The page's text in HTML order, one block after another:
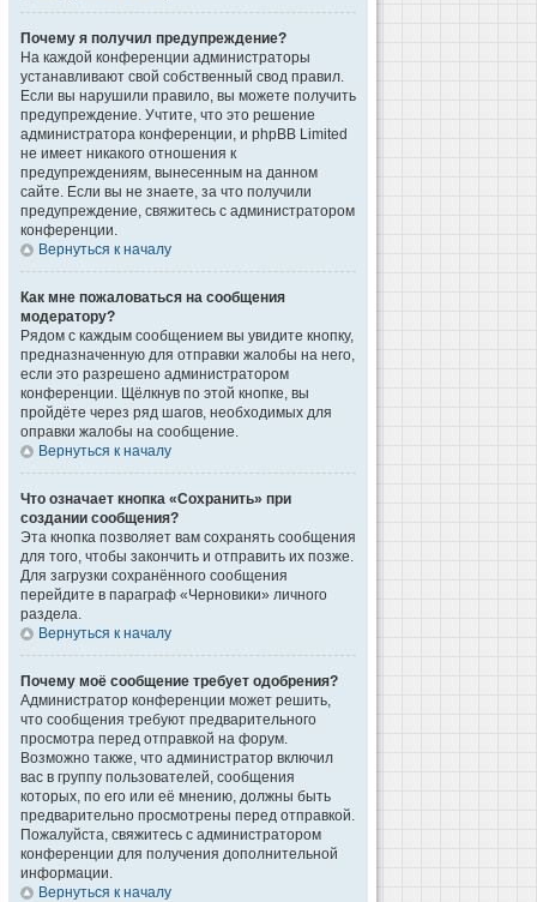
Почему я получил предупреждение?
На каждой конференции администраторы
устанавливают свой собственный свод правил.
Если вы нарушили правило, вы можете получить
предупреждение. Учтите, что это решение
администратора конференции, и phpBB Limited
не имеет никакого отношения к
предупреждениям, вынесенным на данном
сайте. Если вы не знаете, за что получили
предупреждение, свяжитесь с администратором
конференции.
Вернуться к началу
Как мне пожаловаться на сообщения
модератору?
Рядом с каждым сообщением вы увидите кнопку,
предназначенную для отправки жалобы на него,
если это разрешено администратором
конференции. Щёлкнув по этой кнопке, вы
пройдёте через ряд шагов, необходимых для
оправки жалобы на сообщение.
Вернуться к началу
Что означает кнопка «Сохранить» при
создании сообщения?
Эта кнопка позволяет вам сохранять сообщения
для того, чтобы закончить и отправить их позже.
Для загрузки сохранённого сообщения
перейдите в параграф «Черновики» личного
раздела.
Вернуться к началу
Почему моё сообщение требует одобрения?
Администратор конференции может решить,
что сообщения требуют предварительного
просмотра перед отправкой на форум.
Возможно также, что администратор включил
вас в группу пользователей, сообщения
которых, по его или её мнению, должны быть
предварительно просмотрены перед отправкой.
Пожалуйста, свяжитесь с администратором
конференции для получения дополнительной
информации.
Вернуться к началу